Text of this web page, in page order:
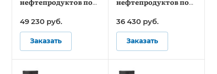
нефтепродуктов под
49 230 руб.
Заказать
нефтепродуктов под
36 430 руб.
Заказать